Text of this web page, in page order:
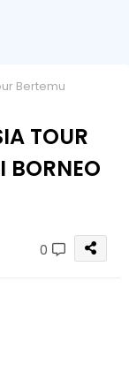
Bertemu
TOUR
BORNEO
0